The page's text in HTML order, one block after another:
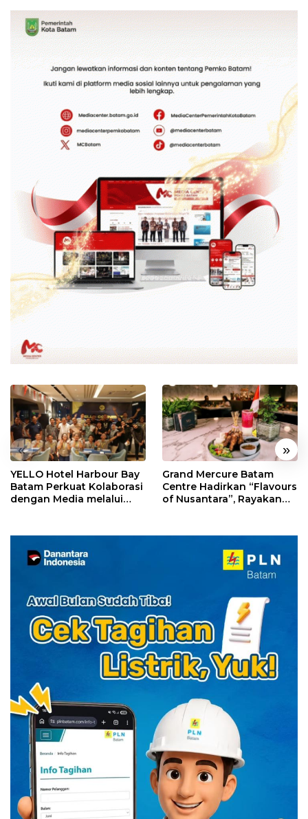
« »
YELLO Hotel Harbour Bay
Batam Perkuat Kolaborasi
dengan Media melalui
Grand Mercure Batam
Centre Hadirkan “Flavours
of Nusantara”, Rayakan